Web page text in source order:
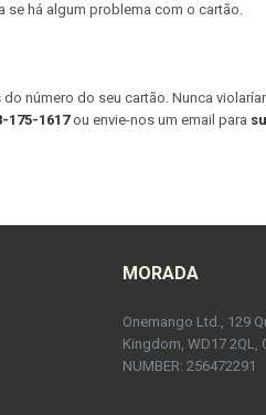
se há algum problema com o cartão.
número do seu cartão. Nunca
175-1617ou envie-nos um email para
MORADA
Onemango Ltd., 129
Kingdom, WD17 2QL,
NUMBER: 256472291